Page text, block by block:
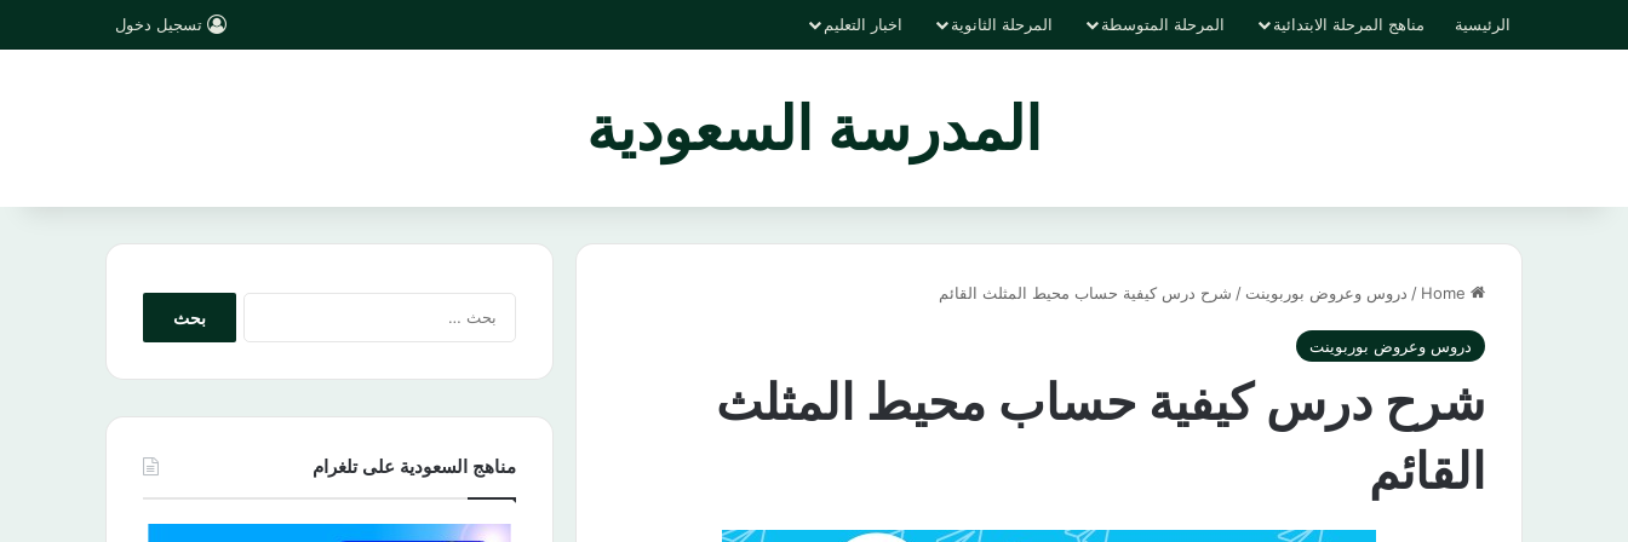
الرئيسية مناهج المرحلة الابتدائية المرحلة المتوسطة المرحلة الثانوية اخبار التعليم تسجيل دخول
المدرسة السعودية
/ دروس وعروض بوربوينت / شرح درس كيفية حساب محيط المثلث القائم
دروس وعروض بوربوينت
شرح درس كيفية حساب محيط المثلث
القائم
مناهج السعودية على تلغرام